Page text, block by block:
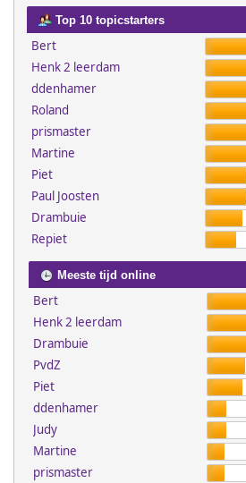
Top 10 topicstarters
Bert
Henk 2 leerdam
ddenhamer
Roland
prismaster
Martine
Piet
Paul Joosten
Drambuie
Repiet
Meeste tijd online
Bert
Henk 2 leerdam
Drambuie
PvdZ
Piet
ddenhamer
Judy
Martine
prismaster